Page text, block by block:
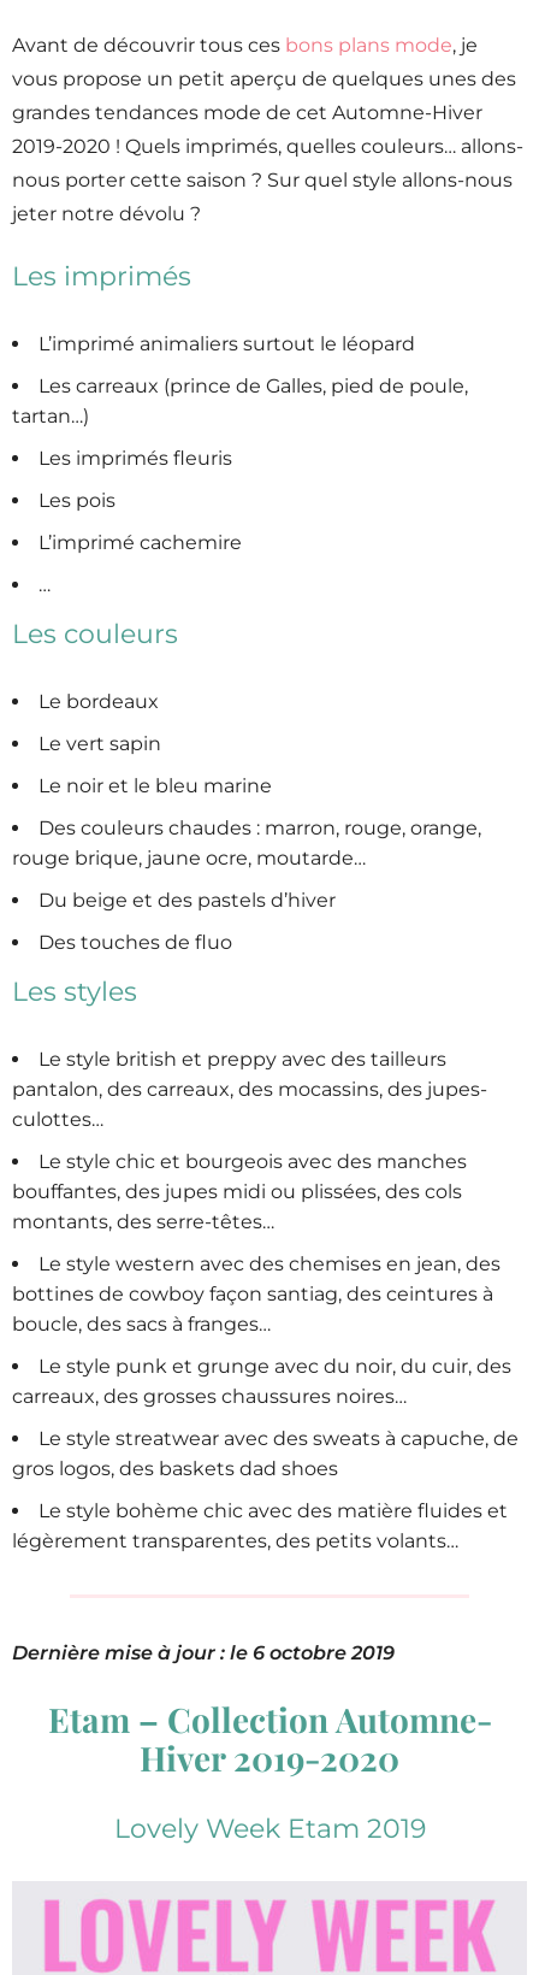
Avant de découvrir tous ces bons plans mode, je
vous propose un petit aperçu de quelques unes des
grandes tendances mode de cet Automne-Hiver
2019-2020 ! Quels imprimés, quelles couleurs… allons-
nous porter cette saison ? Sur quel style allons-nous
jeter notre dévolu ?
Les imprimés
L’imprimé animaliers surtout le léopard
Les carreaux (prince de Galles, pied de poule,
tartan…)
Les imprimés fleuris
Les pois
L’imprimé cachemire
…
Les couleurs
Le bordeaux
Le vert sapin
Le noir et le bleu marine
Des couleurs chaudes : marron, rouge, orange,
rouge brique, jaune ocre, moutarde…
Du beige et des pastels d’hiver
Des touches de fluo
Les styles
Le style british et preppy avec des tailleurs
pantalon, des carreaux, des mocassins, des jupes-
culottes…
Le style chic et bourgeois avec des manches
bouffantes, des jupes midi ou plissées, des cols
montants, des serre-têtes…
Le style western avec des chemises en jean, des
bottines de cowboy façon santiag, des ceintures à
boucle, des sacs à franges…
Le style punk et grunge avec du noir, du cuir, des
carreaux, des grosses chaussures noires…
Le style streatwear avec des sweats à capuche, de
gros logos, des baskets dad shoes
Le style bohème chic avec des matière fluides et
légèrement transparentes, des petits volants…
Dernière mise à jour : le 6 octobre 2019
Etam – Collection Automne-
Hiver 2019-2020
Lovely Week Etam 2019